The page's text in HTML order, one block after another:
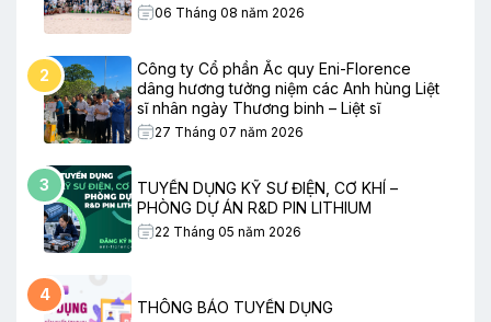
06 Tháng 08 năm 2026
2
Công ty Cổ phần Ắc quy Eni-Florence
dâng hương tưởng niệm các Anh hùng Liệt
sĩ nhân ngày Thương binh – Liệt sĩ
27 Tháng 07 năm 2026
3
TUYỂN DỤNG KỸ SƯ ĐIỆN, CƠ KHÍ –
PHÒNG DỰ ÁN R&D PIN LITHIUM
22 Tháng 05 năm 2026
4
THÔNG BÁO TUYỂN DỤNG